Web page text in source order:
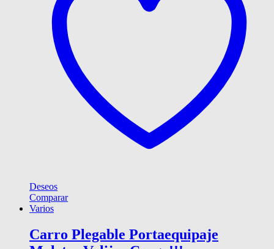
Deseos
Comparar
Varios
Carro Plegable Portaequipaje